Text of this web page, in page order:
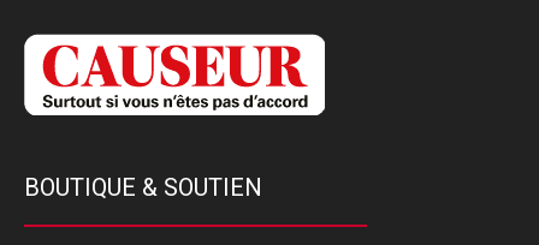
BOUTIQUE & SOUTIEN